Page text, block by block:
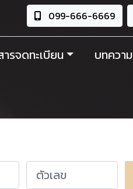
099-666-6669
ารจดทะเบียน บทความ